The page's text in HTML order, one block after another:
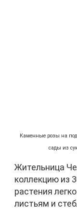
Каменные розы на
сады из
Жительница
коллекцию из
растения
листьям и